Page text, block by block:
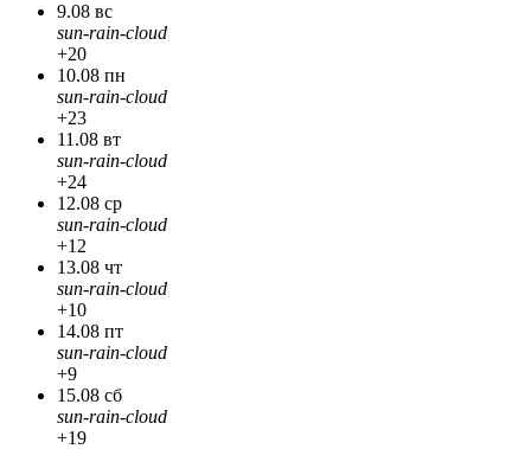
9.08 вс
sun-rain-cloud
+20
10.08 пн
sun-rain-cloud
+23
11.08 вт
sun-rain-cloud
+24
12.08 ср
sun-rain-cloud
+12
13.08 чт
sun-rain-cloud
+10
14.08 пт
sun-rain-cloud
+9
15.08 сб
sun-rain-cloud
+19